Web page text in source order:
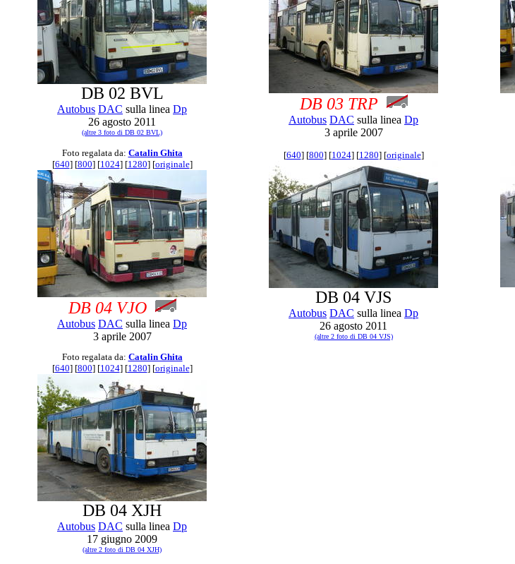
DB 02 BVL
Autobus DAC sulla linea Dp
26 agosto 2011
(altre 3 foto di DB 02 BVL)
DB 03 TRP
Autobus DAC sulla linea Dp
3 aprile 2007
Foto regalata da: Catalin Ghita
[640] [800] [1024] [1280] [originale]
DB 04 VJO
Autobus DAC sulla linea Dp
3 aprile 2007
[640] [800] [1024] [1280] [originale]
DB 04 VJS
Autobus DAC sulla linea Dp
26 agosto 2011
(altre 2 foto di DB 04 VJS)
Foto regalata da: Catalin Ghita
[640] [800] [1024] [1280] [originale]
DB 04 XJH
Autobus DAC sulla linea Dp
17 giugno 2009
(altre 2 foto di DB 04 XJH)